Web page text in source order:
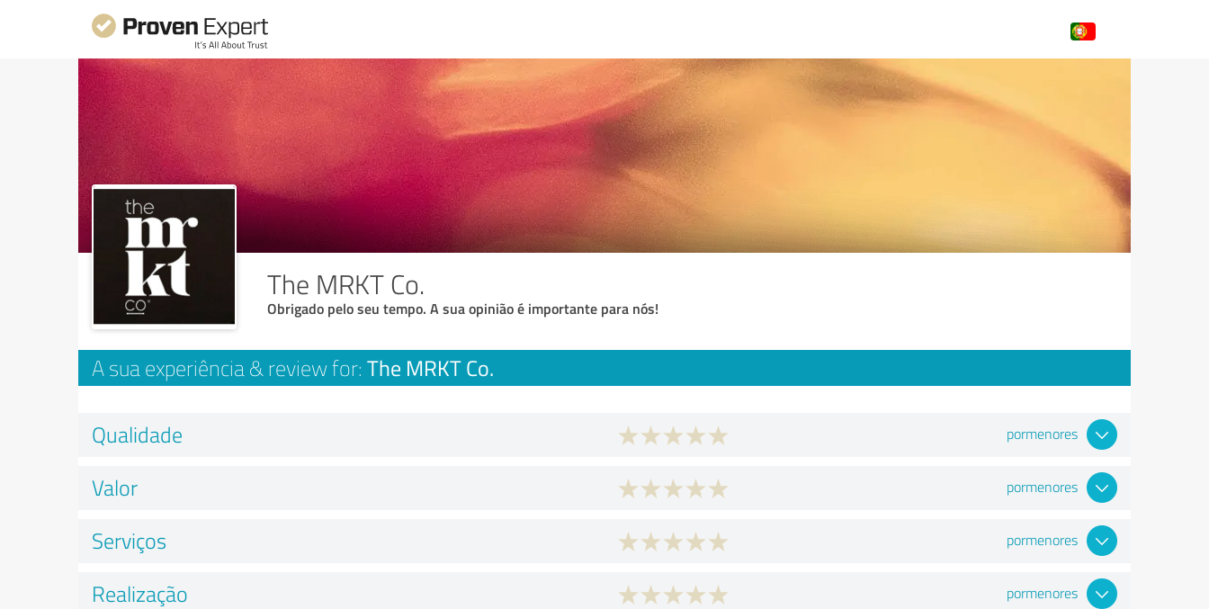
The MRKT Co.
Obrigado pelo seu tempo. A sua opinião é importante para nós!
A sua experiência & review for: The MRKT Co.
Qualidade pormenores
Valor pormenores
Serviços pormenores
Realização pormenores